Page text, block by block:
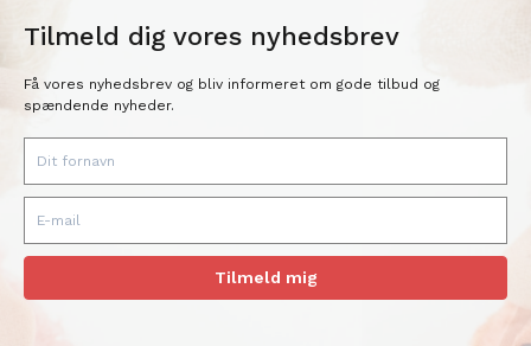
Tilmeld dig vores nyhedsbrev
Få vores nyhedsbrev og bliv informeret om gode tilbud og
spændende nyheder.
Tilmeld mig